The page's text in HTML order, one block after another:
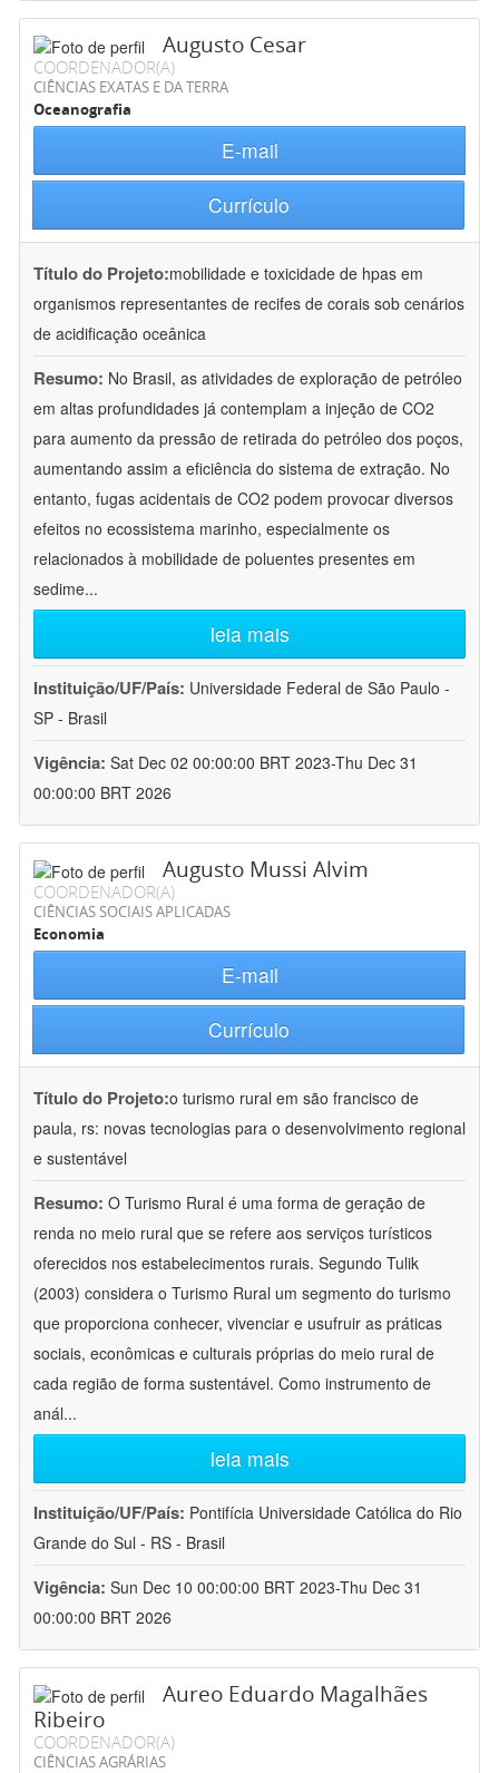
Augusto Cesar
COORDENADOR(A)
CIÊNCIAS EXATAS E DA TERRA
Oceanografia
E-mail
Currículo
Título do Projeto:mobilidade e toxicidade de hpas em
organismos representantes de recifes de corais sob cenários
de acidificação oceânica
Resumo: No Brasil, as atividades de exploração de petróleo
em altas profundidades já contemplam a injeção de CO2
para aumento da pressão de retirada do petróleo dos poços,
aumentando assim a eficiência do sistema de extração. No
entanto, fugas acidentais de CO2 podem provocar diversos
efeitos no ecossistema marinho, especialmente os
relacionados à mobilidade de poluentes presentes em
sedime...
leia mais
Instituição/UF/País: Universidade Federal de São Paulo -
SP - Brasil
Vigência: Sat Dec 02 00:00:00 BRT 2023-Thu Dec 31
00:00:00 BRT 2026
Augusto Mussi Alvim
COORDENADOR(A)
CIÊNCIAS SOCIAIS APLICADAS
Economia
E-mail
Currículo
Título do Projeto:o turismo rural em são francisco de
paula, rs: novas tecnologias para o desenvolvimento regional
e sustentável
Resumo: O Turismo Rural é uma forma de geração de
renda no meio rural que se refere aos serviços turísticos
oferecidos nos estabelecimentos rurais. Segundo Tulik
(2003) considera o Turismo Rural um segmento do turismo
que proporciona conhecer, vivenciar e usufruir as práticas
sociais, econômicas e culturais próprias do meio rural de
cada região de forma sustentável. Como instrumento de
anál...
leia mais
Instituição/UF/País: Pontifícia Universidade Católica do Rio
Grande do Sul - RS - Brasil
Vigência: Sun Dec 10 00:00:00 BRT 2023-Thu Dec 31
00:00:00 BRT 2026
Aureo Eduardo Magalhães
Ribeiro
COORDENADOR(A)
CIÊNCIAS AGRÁRIAS